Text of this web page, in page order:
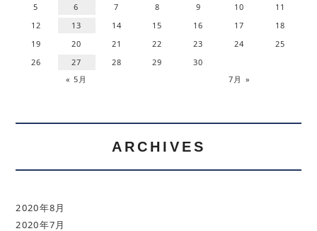
« 5月 7月 »
5
6 7 8 9 10
11
12
13 14 15 16 17
18
19
20 21 22 23 24
25
26
27 28 29 30
ARCHIVES
2020年8月
2020年7月